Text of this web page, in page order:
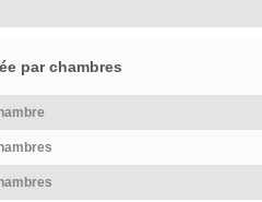
par chambres